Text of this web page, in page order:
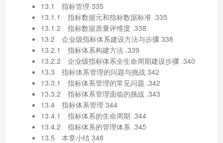
13.1 指标管理 335
13.1.1 指标数据元和指标数据标准 .335
13.1.2 指标数据质量评维度 .338
13.2 企业级指标体系建设方法与步骤 338
13.2.1 指标体系构建方法 .339
13.2.2 企业级指标体系全生命周期建设步骤 .340
13.3 指标体系管理的问题与挑战 342
13.3.1 指标体系管理的常见问题 .342
13.3.2 指标体系管理面临的挑战 .343
13.4 指标体系管理 344
13.4.1 指标体系的生命周期 .344
13.4.2 指标体系的管理体系 .345
13.5 本章小结 348